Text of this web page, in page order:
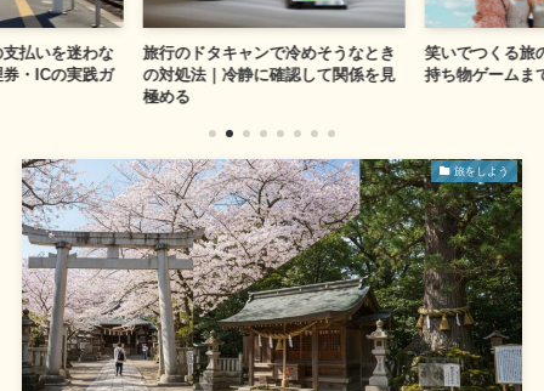
払いを迷わな
・ICの実践ガ
旅行のドタキャンで冷めそうなとき
の対処法｜冷静に確認して関係を見
極める
笑いでつくる旅
持ち物ゲームま
旅をしよう